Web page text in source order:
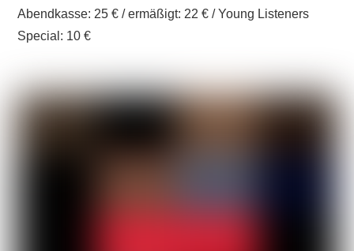
Abendkasse: 25 € / ermäßigt: 22 € / Young Listeners
Special: 10 €